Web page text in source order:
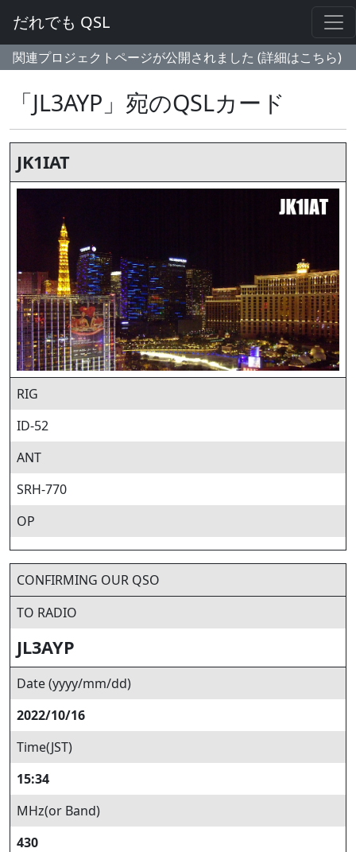
だれでも QSL
関連プロジェクトページが公開されました (詳細はこちら)
「JL3AYP」宛のQSLカード
JK1IAT
RIG
ID-52
ANT
SRH-770
OP
CONFIRMING OUR QSO
TO RADIO
JL3AYP
Date (yyyy/mm/dd)
2022/10/16
Time(JST)
15:34
MHz(or Band)
430